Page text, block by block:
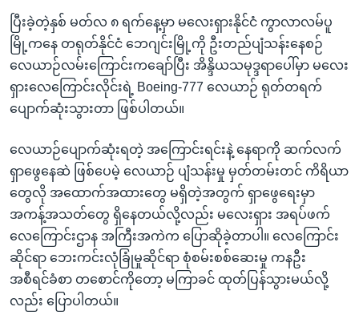
ပြီးခဲ့တဲ့နှစ် မတ်လ ၈ ရက်နေ့မှာ မလေးရှားနိုင်ငံ ကွာလာလမ်ပူ
မြို့ကနေ တရုတ်နိုင်ငံ ဘေဂျင်းမြို့ကို ဦးတည်ပျံသန်းနေစဉ်
လေယာဉ်လမ်းကြောင်းကချော်ပြီး အိန္ဒိယသမုဒ္ဒရာပေါ်မှာ မလေး
ရှားလေကြောင်းလိုင်းရဲ့ Boeing-777 လေယာဉ် ရုတ်တရက်
ပျောက်ဆုံးသွားတာ ဖြစ်ပါတယ်။
လေယာဉ်ပျောက်ဆုံးရတဲ့ အကြောင်းရင်းနဲ့ နေရာကို ဆက်လက်
ရှာဖွေနေဆဲ ဖြစ်ပေမဲ့ လေယာဉ် ပျံသန်းမှု မှတ်တမ်းတင် ကိရိယာ
တွေလို အထောက်အထားတွေ မရှိတဲ့အတွက် ရှာဖွေရေးမှာ
အကန့်အသတ်တွေ ရှိနေတယ်လို့လည်း မလေးရှား အရပ်ဖက်
လေကြောင်းဌာန အကြီးအကဲက ပြောဆိုခဲ့တာပါ။ လေကြောင်း
ဆိုင်ရာ ဘေးကင်းလုံခြုံမှုဆိုင်ရာ စုံစမ်းစစ်ဆေးမှု ကနဦး
အစီရင်ခံစာ တစောင်ကိုတော့ မကြာခင် ထုတ်ပြန်သွားမယ်လို့
လည်း ပြောပါတယ်။